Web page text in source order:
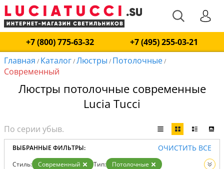
+7 (800) 775-63-32
+7 (495) 255-03-21
Главная / Каталог/Люстры / Потолочные/
Современный
Люстры потолочные современные
Lucia Tucci
ВЫБРАННЫЕ ФИЛЬТРЫ: ОЧИСТИТЬ ВСЕ
Стиль: Современный Тип:
Потолочные